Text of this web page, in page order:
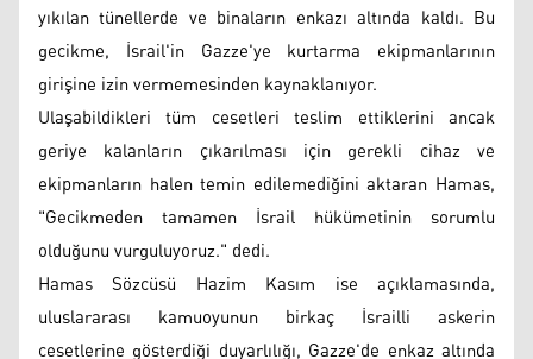
yıkılan tünellerde ve binaların enkazı altında kaldı. Bu
gecikme, İsrail'in Gazze'ye kurtarma ekipmanlarının
girişine izin vermemesinden kaynaklanıyor.
Ulaşabildikleri tüm cesetleri teslim ettiklerini ancak
geriye kalanların çıkarılması için gerekli cihaz ve
ekipmanların halen temin edilemediğini aktaran Hamas,
"Gecikmeden tamamen İsrail hükümetinin sorumlu
olduğunu vurguluyoruz." dedi.
Hamas Sözcüsü Hazim Kasım ise açıklamasında,
uluslararası kamuoyunun birkaç İsrailli askerin
cesetlerine gösterdiği duyarlılığı, Gazze'de enkaz altında